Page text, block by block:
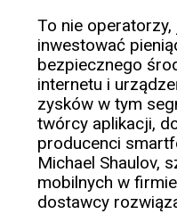
To nie
inwestować
bezpiecznego
internetu i
zysków w tym
twórcy aplikacji,
producenci
Michael Shaulov,
mobilnych w
dostawcy